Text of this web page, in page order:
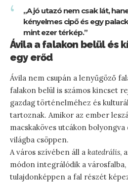
„A jó utazó nem csak lát,
kényelmes cipő és egy
mint ezer térkép.”
Ávila a falakon belül és
egy erőd
Ávila nem csupán a lenyűgöző
falakon belül is számos kincset
gazdag történelméhez és
tartoznak. Amikor az ember
macskaköves utcákon
világba csöppen.
A város szívében áll a katedrális,
módon integrálódik a városfalba,
tulajdonképpen a fal részét